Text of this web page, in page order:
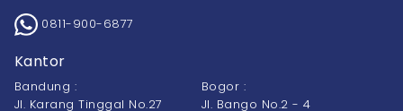
0811-900-6877
Kantor
Bandung :
Jl. Karang Tinggal No.27
Bogor :
Jl. Bango No.2 - 4